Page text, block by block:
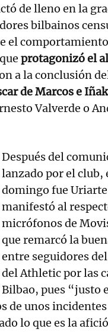
de lleno en la
bilbainos
el
protagonizó el
a la conclusión
de Marcos e
Valverde o
Después del
lanzado por el club,
domingo fue
manifestó al
micrófonos de
que remarcó la
entre seguidores
del Athletic por las
Bilbao, pues “justo
de unos
lo que es la